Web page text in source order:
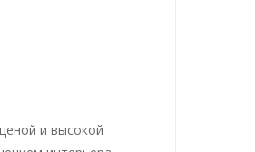
и высокой